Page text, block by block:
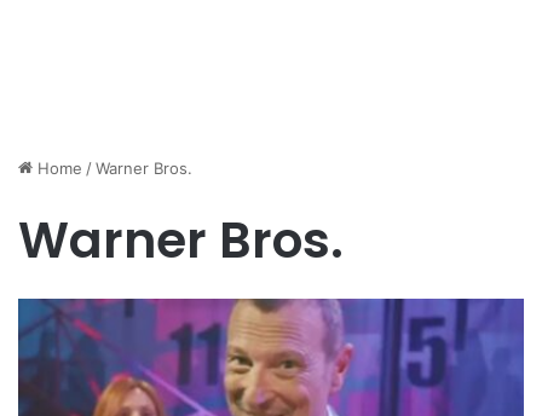
Home /Warner Bros.
Warner Bros.